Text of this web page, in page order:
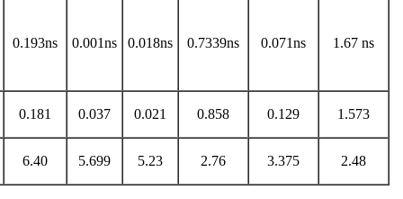
0.193ns 0.001ns 0.018ns 0.7339ns 0.071ns 1.67 ns
0.181 0.037 0.021 0.858 0.129 1.573
6.40 5.699 5.23 2.76 3.375 2.48